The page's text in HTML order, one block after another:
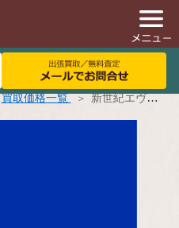
買取価格一覧 新世紀エヴァンゲリオン Blu-ray BOX STANDARD EDITION